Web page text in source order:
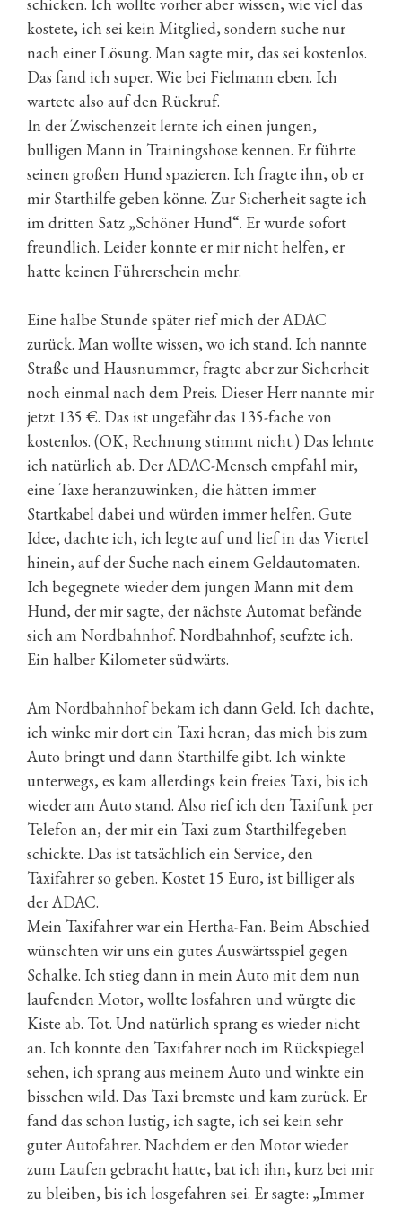
kostete, ich sei kein Mitglied, sondern suche nur
nach einer Lösung. Man sagte mir, das sei kostenlos.
Das fand ich super. Wie bei Fielmann eben. Ich
wartete also auf den Rückruf.
In der Zwischenzeit lernte ich einen jungen,
bulligen Mann in Trainingshose kennen. Er führte
seinen großen Hund spazieren. Ich fragte ihn, ob er
mir Starthilfe geben könne. Zur Sicherheit sagte ich
im dritten Satz „Schöner Hund“. Er wurde sofort
freundlich. Leider konnte er mir nicht helfen, er
hatte keinen Führerschein mehr.
Eine halbe Stunde später rief mich der ADAC
zurück. Man wollte wissen, wo ich stand. Ich nannte
Straße und Hausnummer, fragte aber zur Sicherheit
noch einmal nach dem Preis. Dieser Herr nannte mir
jetzt 135 €. Das ist ungefähr das 135-fache von
kostenlos. (OK, Rechnung stimmt nicht.) Das lehnte
ich natürlich ab. Der ADAC-Mensch empfahl mir,
eine Taxe heranzuwinken, die hätten immer
Startkabel dabei und würden immer helfen. Gute
Idee, dachte ich, ich legte auf und lief in das Viertel
hinein, auf der Suche nach einem Geldautomaten.
Ich begegnete wieder dem jungen Mann mit dem
Hund, der mir sagte, der nächste Automat befände
sich am Nordbahnhof. Nordbahnhof, seufzte ich.
Ein halber Kilometer südwärts.
Am Nordbahnhof bekam ich dann Geld. Ich dachte,
ich winke mir dort ein Taxi heran, das mich bis zum
Auto bringt und dann Starthilfe gibt. Ich winkte
unterwegs, es kam allerdings kein freies Taxi, bis ich
wieder am Auto stand. Also rief ich den Taxifunk per
Telefon an, der mir ein Taxi zum Starthilfegeben
schickte. Das ist tatsächlich ein Service, den
Taxifahrer so geben. Kostet 15 Euro, ist billiger als
der ADAC.
Mein Taxifahrer war ein Hertha-Fan. Beim Abschied
wünschten wir uns ein gutes Auswärtsspiel gegen
Schalke. Ich stieg dann in mein Auto mit dem nun
laufenden Motor, wollte losfahren und würgte die
Kiste ab. Tot. Und natürlich sprang es wieder nicht
an. Ich konnte den Taxifahrer noch im Rückspiegel
sehen, ich sprang aus meinem Auto und winkte ein
bisschen wild. Das Taxi bremste und kam zurück. Er
fand das schon lustig, ich sagte, ich sei kein sehr
guter Autofahrer. Nachdem er den Motor wieder
zum Laufen gebracht hatte, bat ich ihn, kurz bei mir
zu bleiben, bis ich losgefahren sei. Er sagte: „Immer